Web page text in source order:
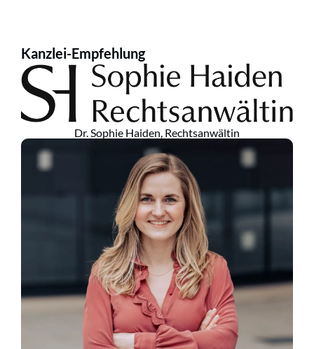
Kanzlei-Empfehlung
Dr. Sophie Haiden, Rechtsanwältin